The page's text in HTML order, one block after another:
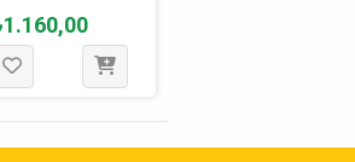
Köpek
30 Cm